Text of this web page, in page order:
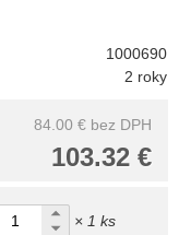
1000690
2 roky
84.00 € bez DPH
103.32 €
× 1 ks